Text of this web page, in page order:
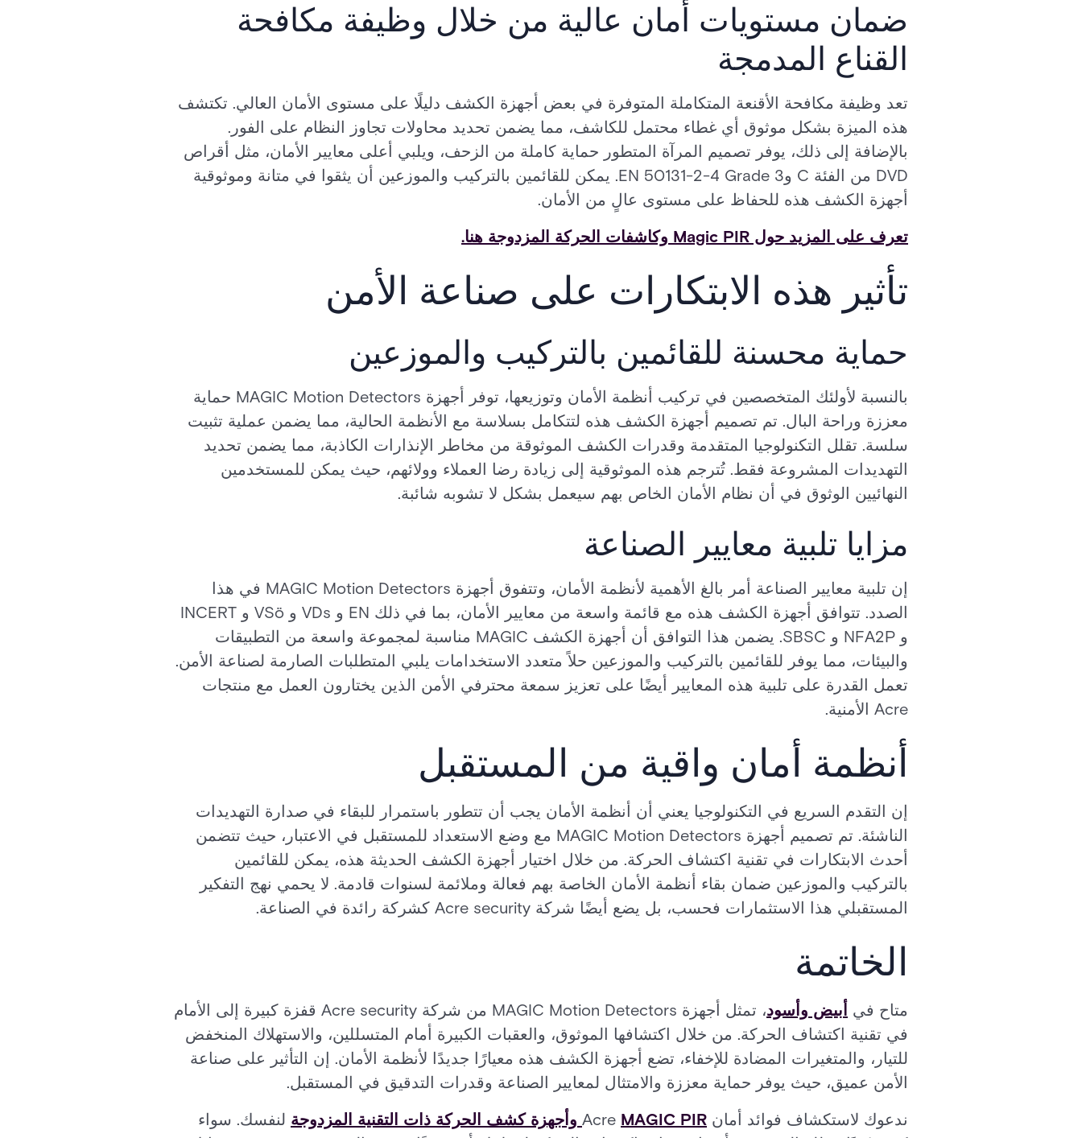
ضمان مستويات أمان عالية من خلال وظيفة مكافحة
القناع المدمجة
تعد وظيفة مكافحة الأقنعة المتكاملة المتوفرة في بعض أجهزة الكشف دليلًا على مستوى الأمان العالي. تكتشف
هذه الميزة بشكل موثوق أي غطاء محتمل للكاشف، مما يضمن تحديد محاولات تجاوز النظام على الفور.
بالإضافة إلى ذلك، يوفر تصميم المرآة المتطور حماية كاملة من الزحف، ويلبي أعلى معايير الأمان، مثل أقراص
DVD من الفئة C وEN 50131-2-4 Grade 3. يمكن للقائمين بالتركيب والموزعين أن يثقوا في متانة وموثوقية
أجهزة الكشف هذه للحفاظ على مستوى عالٍ من الأمان.
تعرف على المزيد حول Magic PIR وكاشفات الحركة المزدوجة هنا.
تأثير هذه الابتكارات على صناعة الأمن
حماية محسنة للقائمين بالتركيب والموزعين
بالنسبة لأولئك المتخصصين في تركيب أنظمة الأمان وتوزيعها، توفر أجهزة MAGIC Motion Detectors حماية
معززة وراحة البال. تم تصميم أجهزة الكشف هذه لتتكامل بسلاسة مع الأنظمة الحالية، مما يضمن عملية تثبيت
سلسة. تقلل التكنولوجيا المتقدمة وقدرات الكشف الموثوقة من مخاطر الإنذارات الكاذبة، مما يضمن تحديد
التهديدات المشروعة فقط. تُترجم هذه الموثوقية إلى زيادة رضا العملاء وولائهم، حيث يمكن للمستخدمين
النهائيين الوثوق في أن نظام الأمان الخاص بهم سيعمل بشكل لا تشوبه شائبة.
مزايا تلبية معايير الصناعة
إن تلبية معايير الصناعة أمر بالغ الأهمية لأنظمة الأمان، وتتفوق أجهزة MAGIC Motion Detectors في هذا
الصدد. تتوافق أجهزة الكشف هذه مع قائمة واسعة من معايير الأمان، بما في ذلك EN و VDs و VSö و INCERT
و NFA2P و SBSC. يضمن هذا التوافق أن أجهزة الكشف MAGIC مناسبة لمجموعة واسعة من التطبيقات
والبيئات، مما يوفر للقائمين بالتركيب والموزعين حلاً متعدد الاستخدامات يلبي المتطلبات الصارمة لصناعة الأمن.
تعمل القدرة على تلبية هذه المعايير أيضًا على تعزيز سمعة محترفي الأمن الذين يختارون العمل مع منتجات
Acre الأمنية.
أنظمة أمان واقية من المستقبل
إن التقدم السريع في التكنولوجيا يعني أن أنظمة الأمان يجب أن تتطور باستمرار للبقاء في صدارة التهديدات
الناشئة. تم تصميم أجهزة MAGIC Motion Detectors مع وضع الاستعداد للمستقبل في الاعتبار، حيث تتضمن
أحدث الابتكارات في تقنية اكتشاف الحركة. من خلال اختيار أجهزة الكشف الحديثة هذه، يمكن للقائمين
بالتركيب والموزعين ضمان بقاء أنظمة الأمان الخاصة بهم فعالة وملائمة لسنوات قادمة. لا يحمي نهج التفكير
المستقبلي هذا الاستثمارات فحسب، بل يضع أيضًا شركة Acre security كشركة رائدة في الصناعة.
الخاتمة
متاح في أبيض وأسود
، تمثل أجهزة MAGIC Motion Detectors من شركة Acre security قفزة كبيرة إلى الأمام
في تقنية اكتشاف الحركة. من خلال اكتشافها الموثوق، والعقبات الكبيرة أمام المتسللين، والاستهلاك المنخفض
للتيار، والمتغيرات المضادة للإخفاء، تضع أجهزة الكشف هذه معيارًا جديدًا لأنظمة الأمان. إن التأثير على صناعة
الأمن عميق، حيث يوفر حماية معززة والامتثال لمعايير الصناعة وقدرات التدقيق في المستقبل.
ندعوك لاستكشاف فوائد أمان Acre MAGIC PIR وأجهزة كشف الحركة ذات التقنية المزدوجة
لنفسك. سواء